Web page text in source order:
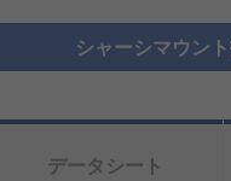
シャーシマウン
データシート